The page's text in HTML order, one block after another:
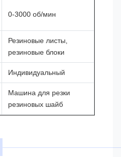
0-3000 об/мин
Резиновые листы,
резиновые блоки
Индивидуальный
Машина для резки
резиновых шайб